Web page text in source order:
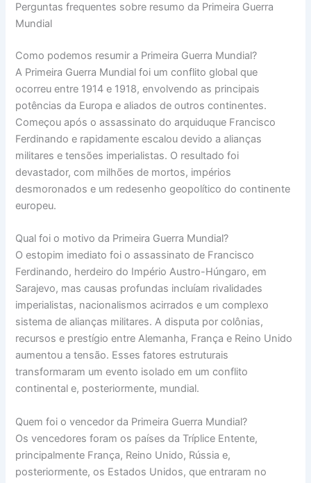
Perguntas frequentes sobre resumo da Primeira Guerra
Mundial
Como podemos resumir a Primeira Guerra Mundial?
A Primeira Guerra Mundial foi um conflito global que
ocorreu entre 1914 e 1918, envolvendo as principais
potências da Europa e aliados de outros continentes.
Começou após o assassinato do arquiduque Francisco
Ferdinando e rapidamente escalou devido a alianças
militares e tensões imperialistas. O resultado foi
devastador, com milhões de mortos, impérios
desmoronados e um redesenho geopolítico do continente
europeu.
Qual foi o motivo da Primeira Guerra Mundial?
O estopim imediato foi o assassinato de Francisco
Ferdinando, herdeiro do Império Austro-Húngaro, em
Sarajevo, mas causas profundas incluíam rivalidades
imperialistas, nacionalismos acirrados e um complexo
sistema de alianças militares. A disputa por colônias,
recursos e prestígio entre Alemanha, França e Reino Unido
aumentou a tensão. Esses fatores estruturais
transformaram um evento isolado em um conflito
continental e, posteriormente, mundial.
Quem foi o vencedor da Primeira Guerra Mundial?
Os vencedores foram os países da Tríplice Entente,
principalmente França, Reino Unido, Rússia e,
posteriormente, os Estados Unidos, que entraram no